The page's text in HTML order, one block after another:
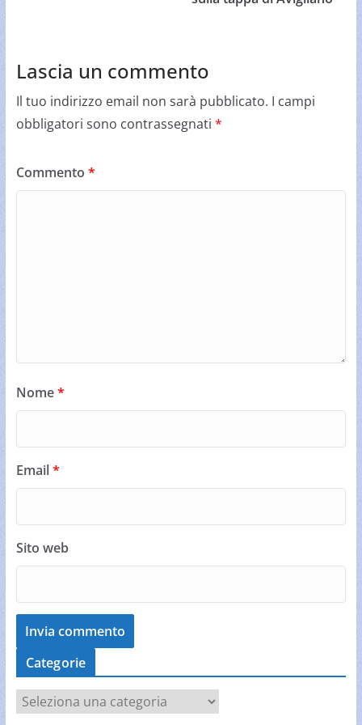
Lascia un commento
Il tuo indirizzo email non sarà pubblicato. I campi
obbligatori sono contrassegnati *
Commento *
Nome*
Email*
Sito web
Categorie
a